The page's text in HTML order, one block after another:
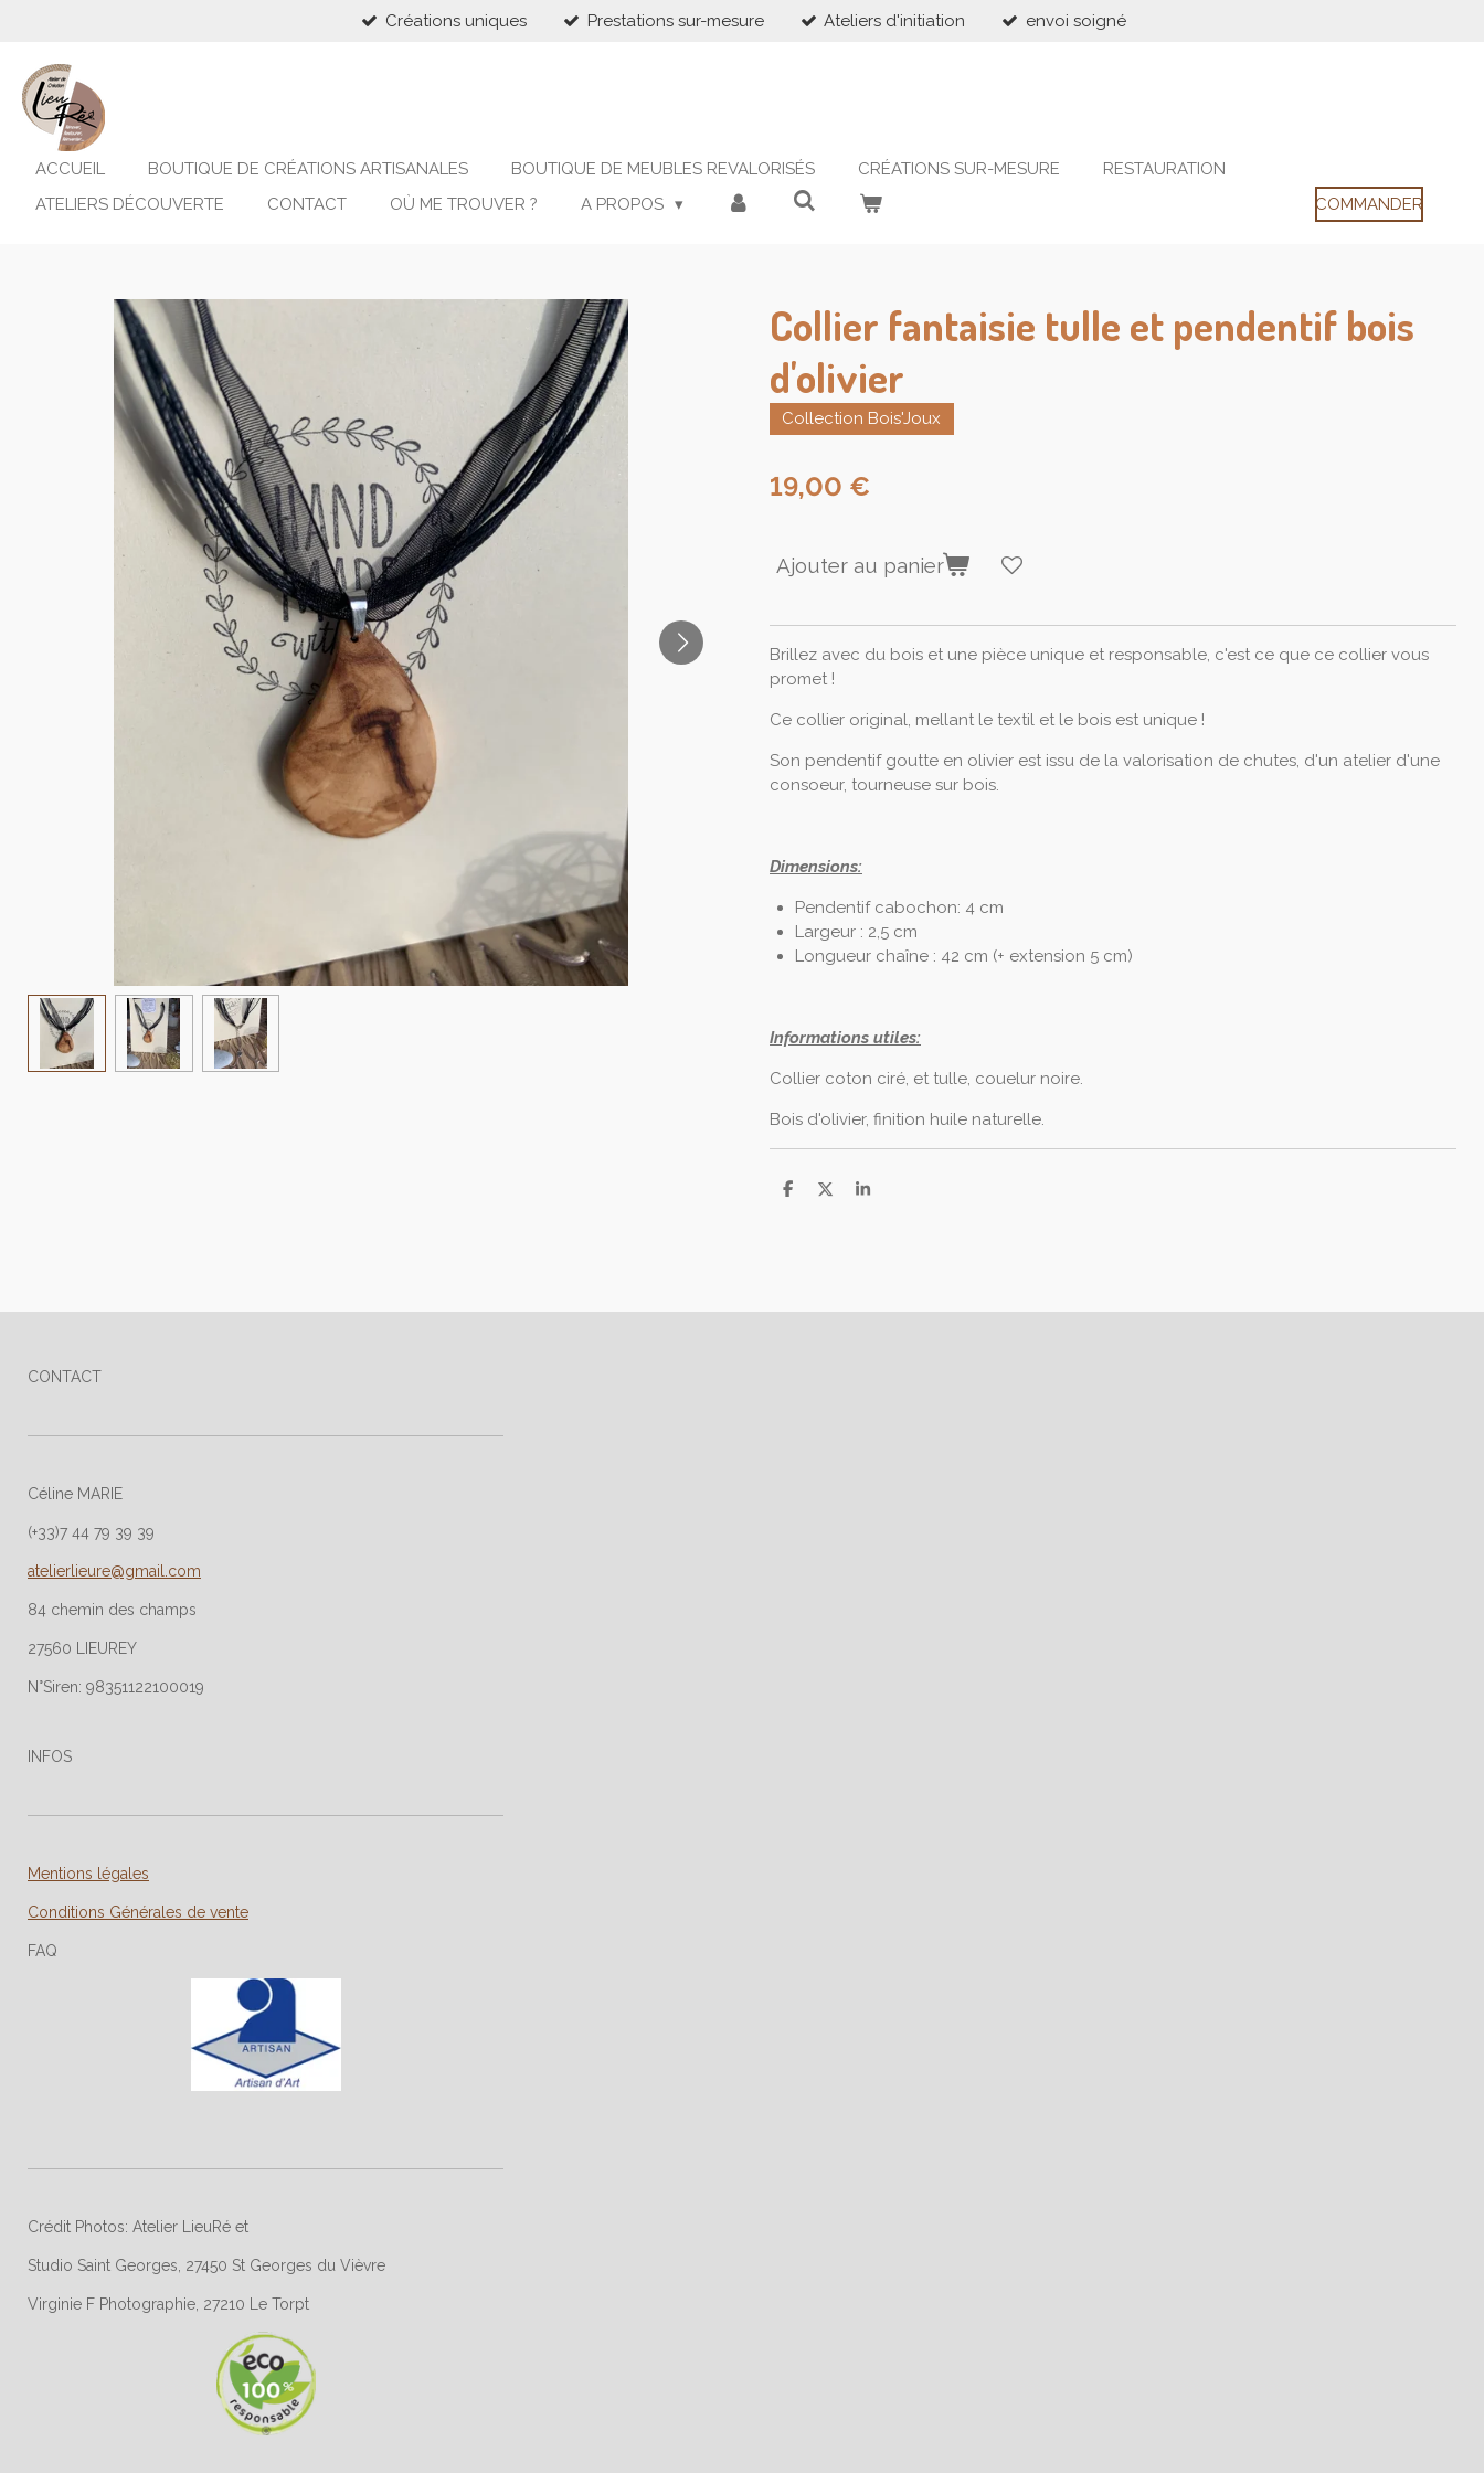
contenu
principal
Créations uniques Prestations sur-mesure Ateliers d'initiation envoi soigné
ACCUEIL BOUTIQUE DE CRÉATIONS ARTISANALES BOUTIQUE DE MEUBLES REVALORISÉS CRÉATIONS SUR-MESURE
RESTAURATION
ATELIERS DÉCOUVERTE
CONTACT OÙ ME TROUVER ? A PROPOS COMMANDER
Collier fantaisie tulle et pendentif bois
d'olivier
Collection Bois'Joux
19,00 €
Ajouter au panier
Brillez avec du bois et une pièce unique et responsable, c'est ce que ce collier vous
promet !
Ce collier original, mellant le textil et le bois est unique !
Son pendentif goutte en olivier est issu de la valorisation de chutes, d'un atelier d'une
consoeur, tourneuse sur bois.
Dimensions:
Pendentif cabochon: 4 cm
Largeur : 2,5 cm
Longueur chaîne : 42 cm (+ extension 5 cm)
Informations utiles:
Collier coton ciré, et tulle, couelur noire.
Bois d'olivier, finition huile naturelle.
P
r
P
r
P
r
CONTACT
Céline MARIE
(+33)7 44 79 39 39
atelierlieure@gmail.com
84 chemin des champs
27560 LIEUREY
N°Siren: 98351122100019
INFOS
Mentions légales
Conditions Générales de vente
FAQ
Crédit Photos: Atelier LieuRé et
Studio Saint Georges, 27450 St Georges du Vièvre
Virginie F Photographie, 27210 Le Torpt